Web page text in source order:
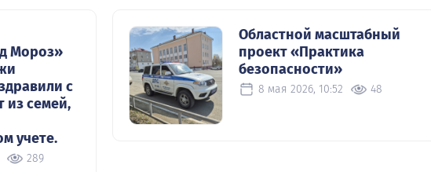
Мороз»
с
из семей,
учете.
289
Областной масштабный
проект «Практика
безопасности»
8 мая 2026, 10:52 48